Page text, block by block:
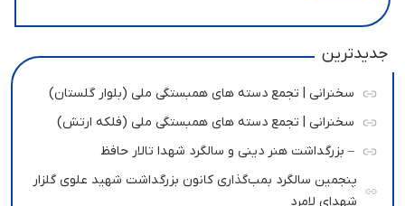
جدیدترین
سخنرانی | تجمع دسته های همبستگی ملی (بلوار گلستان)
سخنرانی | تجمع دسته های همبستگی ملی (فلکه ارتش)
– بزرگداشت هنر دینی و سالگرد شهدا تالار حافظ
پنجمین سالگرد بمب‌گذاری کانون بزرگداشت شهید علوی گلزار
شهدای لامرد